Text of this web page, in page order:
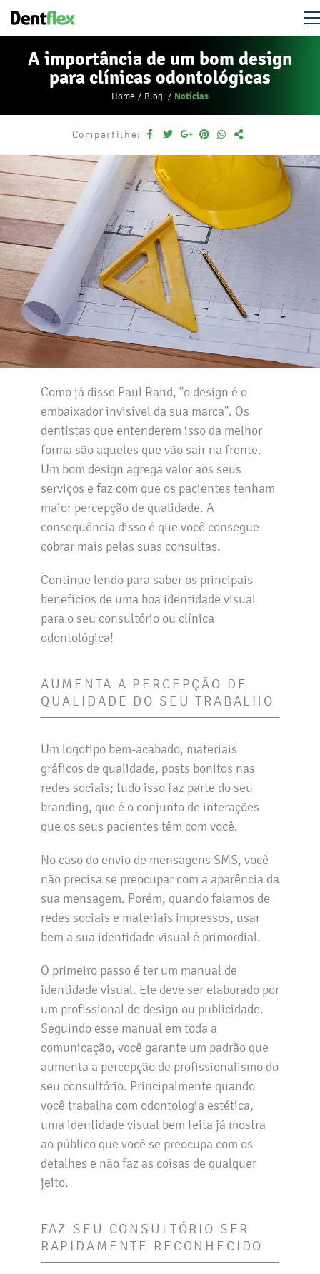
A importância de um bom design
para clínicas odontológicas
Home Blog Notícias
Compartilhe:
Como já disse Paul Rand, "o design é o
embaixador invisível da sua marca". Os
dentistas que entenderem isso da melhor
forma são aqueles que vão sair na frente.
Um bom design agrega valor aos seus
serviços e faz com que os pacientes tenham
maior percepção de qualidade. A
consequência disso é que você consegue
cobrar mais pelas suas consultas.
Continue lendo para saber os principais
benefícios de uma boa identidade visual
para o seu consultório ou clínica
odontológica!
AUMENTA A PERCEPÇÃO DE
QUALIDADE DO SEU TRABALHO
Um logotipo bem-acabado, materiais
gráficos de qualidade, posts bonitos nas
redes sociais; tudo isso faz parte do seu
branding, que é o conjunto de interações
que os seus pacientes têm com você.
No caso do envio de mensagens SMS, você
não precisa se preocupar com a aparência da
sua mensagem. Porém, quando falamos de
redes sociais e materiais impressos, usar
bem a sua identidade visual é primordial.
O primeiro passo é ter um manual de
identidade visual. Ele deve ser elaborado por
um profissional de design ou publicidade.
Seguindo esse manual em toda a
comunicação, você garante um padrão que
aumenta a percepção de profissionalismo do
seu consultório. Principalmente quando
você trabalha com odontologia estética,
uma identidade visual bem feita já mostra
ao público que você se preocupa com os
detalhes e não faz as coisas de qualquer
jeito.
FAZ SEU CONSULTÓRIO SER
RAPIDAMENTE RECONHECIDO